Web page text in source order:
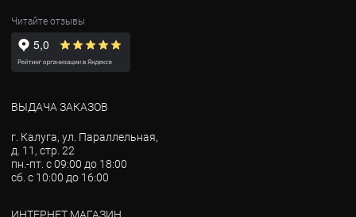
Читайте отзывы
ВЫДАЧА ЗАКАЗОВ
г. Калуга, ул. Параллельная,
д. 11, стр. 22
пн.-пт. с 09:00 до 18:00
сб. с 10:00 до 16:00